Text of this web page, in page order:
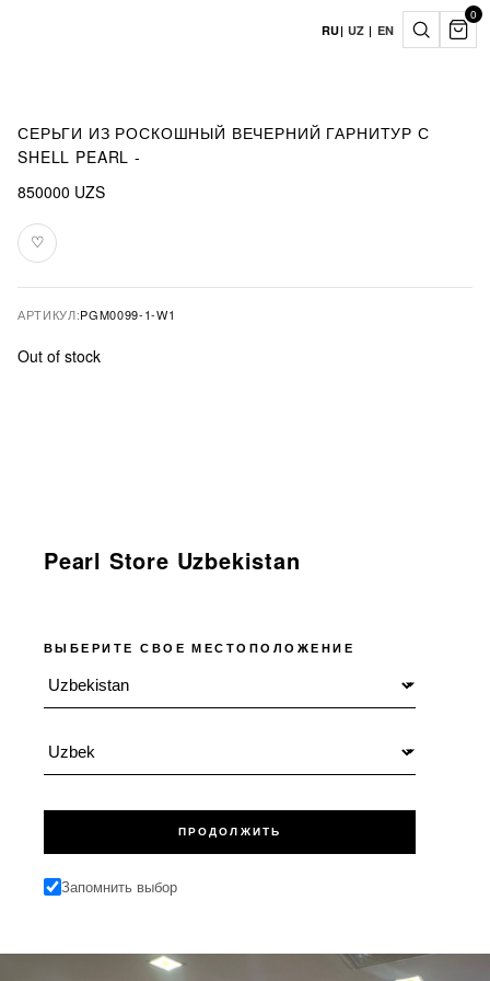
RU| UZ | EN
0
СЕРЬГИ ИЗ РОСКОШНЫЙ ВЕЧЕРНИЙ ГАРНИТУР С
SHELL PEARL -
850000 UZS
♡
В
избранное
АРТИКУЛ:PGM0099-1-W1
Out of stock
Pearl Store Uzbekistan
ВЫБЕРИТЕ СВОЕ МЕСТОПОЛОЖЕНИЕ
Местоположение
Язык
ПРОДОЛЖИТЬ
Запомнить выбор